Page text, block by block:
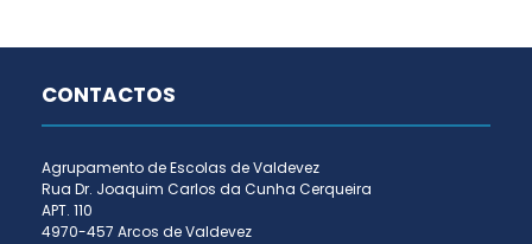
CONTACTOS
Agrupamento de Escolas de Valdevez
Rua Dr. Joaquim Carlos da Cunha Cerqueira
APT. 110
4970-457 Arcos de Valdevez